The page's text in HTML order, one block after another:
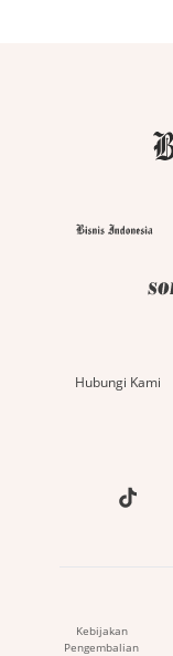
Hubungi Kami
Kebijakan
Pengembalian